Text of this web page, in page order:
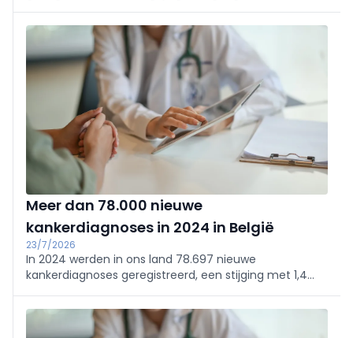
onder de naam Datroway door Daiichi Sankyo en
AstraZeneca) voor een specifieke indicatie van triple-
negatieve borstkanker. De behandeling kan tijdelijk
worden toegepast bij bepaalde volwassen patiënten
met een niet-reseceerbare of gemetastaseerde
ziekte die geen PD-1- of PD-L1-remmer kunnen krijgen.
Meer dan 78.000 nieuwe
kankerdiagnoses in 2024 in België
23/7/2026
In 2024 werden in ons land 78.697 nieuwe
kankerdiagnoses geregistreerd, een stijging met 1,4
cijfers van Stichting Kankerregister.